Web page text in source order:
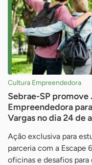
Cultura Empreendedora
Sebrae-SP promove
Empreendedora
Vargas no dia 24 de
Ação exclusiva para
parceria com a Escape
oficinas e desafios